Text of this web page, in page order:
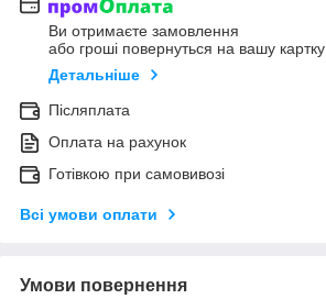
Ви отримаєте замовлення
або гроші повернуться на вашу картку
Детальніше
Післяплата
Оплата на рахунок
Готівкою при самовивозі
Всі умови оплати
Умови повернення